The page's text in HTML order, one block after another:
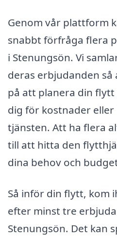
Genom vår plattform
snabbt förfråga flera
i Stenungsön. Vi
deras erbjudanden
på att planera din
dig för kostnader eller
tjänsten. Att ha flera
till att hitta den
dina behov och
Så inför din flytt, kom
efter minst tre
Stenungsön. Det kan